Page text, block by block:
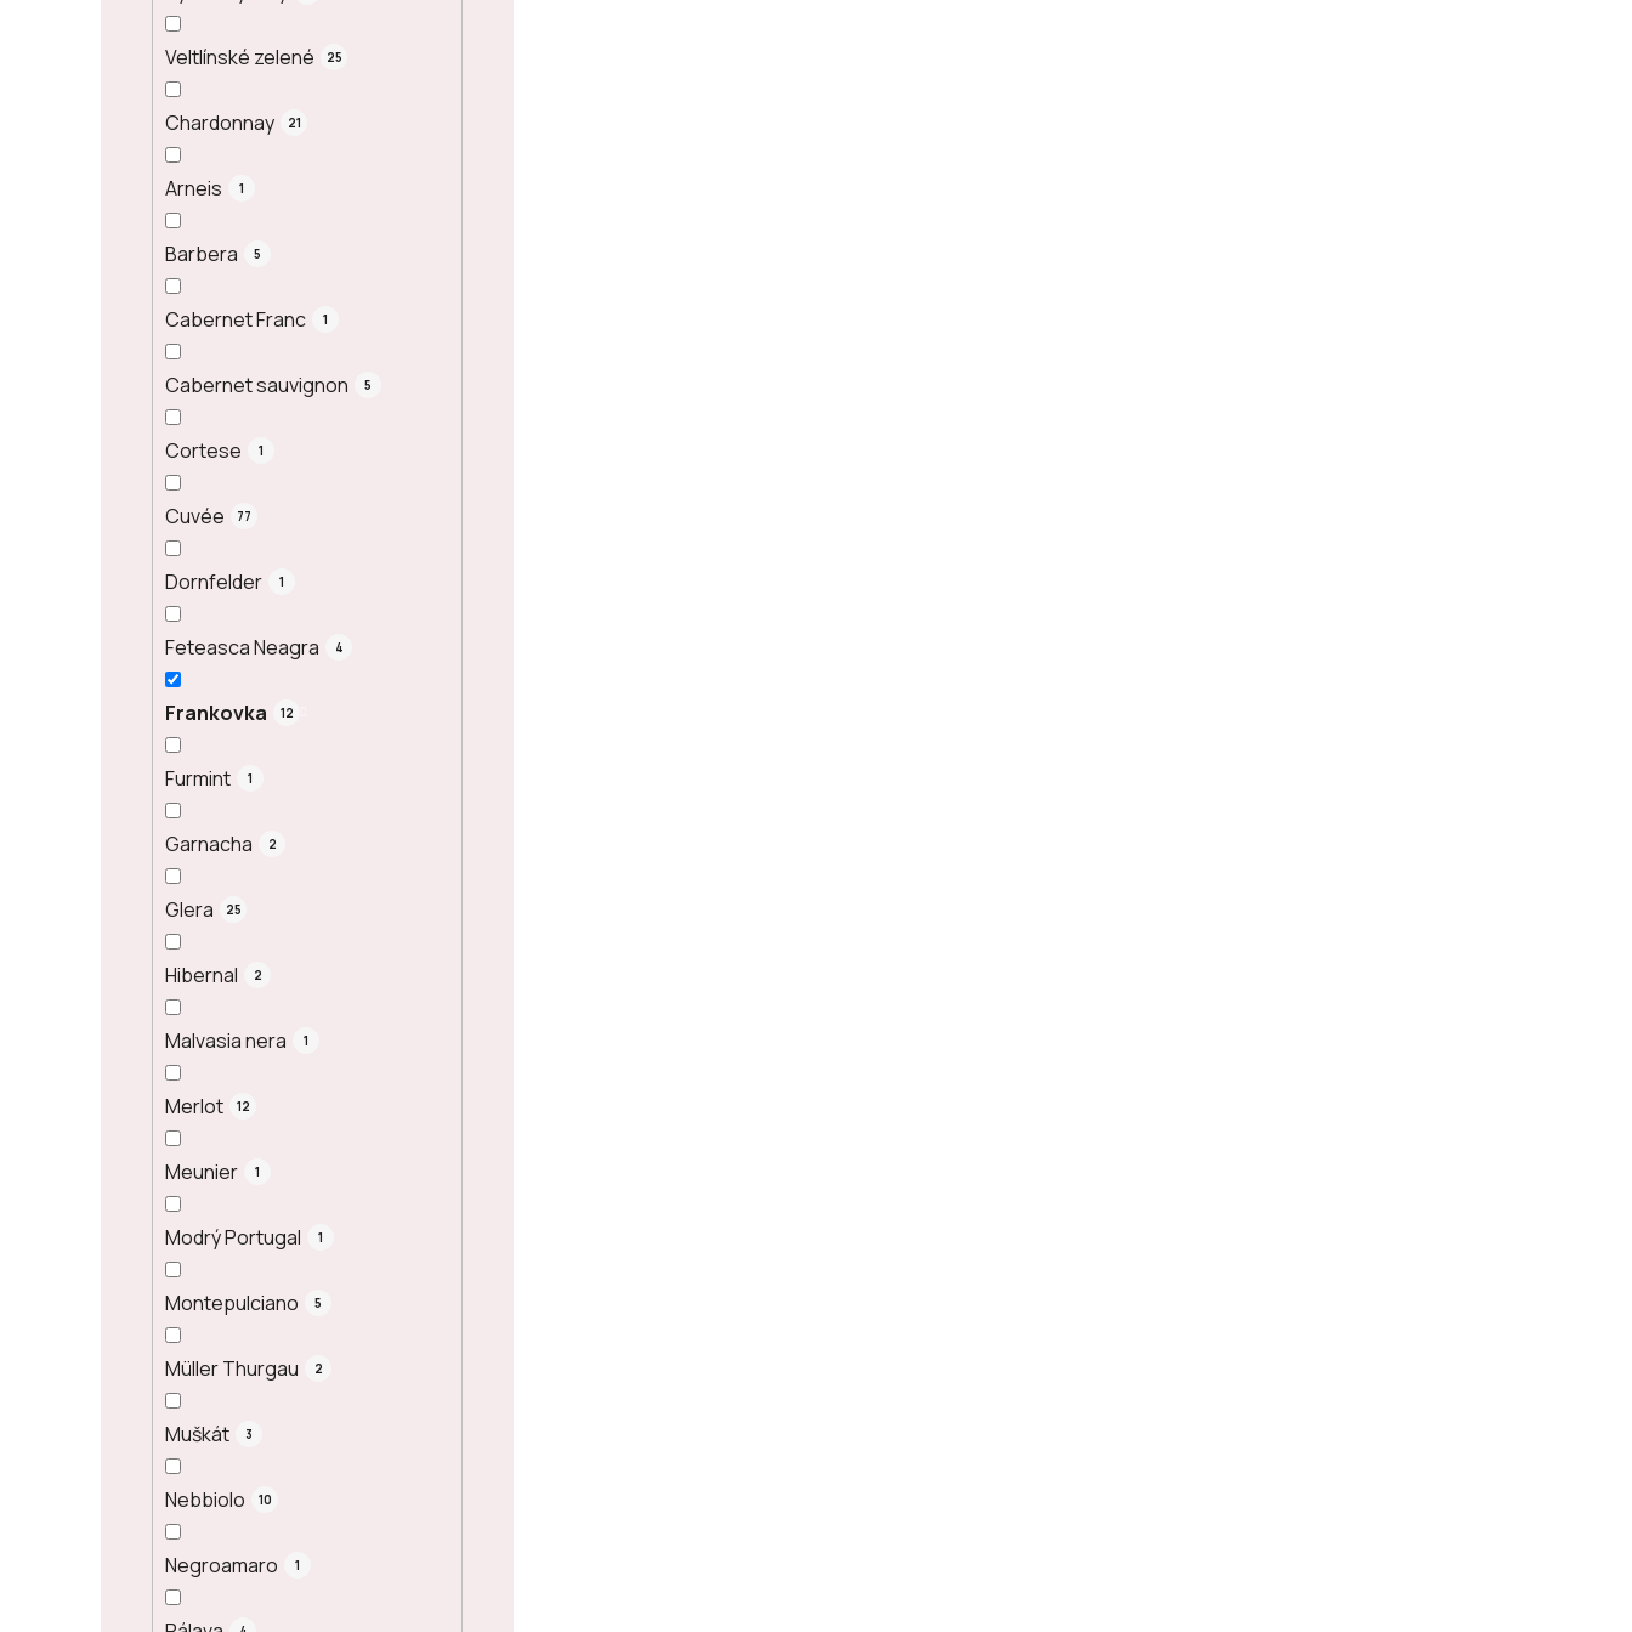
Veltlínské zelené 25
Chardonnay 21
Arneis 1
Barbera 5
Cabernet Franc 1
Cabernet sauvignon 5
Cortese 1
Cuvée 77
Dornfelder 1
Feteasca Neagra 4
Frankovka 12
Furmint 1
Garnacha 2
Glera 25
Hibernal 2
Malvasia nera 1
Merlot 12
Meunier 1
Modrý Portugal 1
Montepulciano 5
Müller Thurgau 2
Muškát 3
Nebbiolo 10
Negroamaro 1